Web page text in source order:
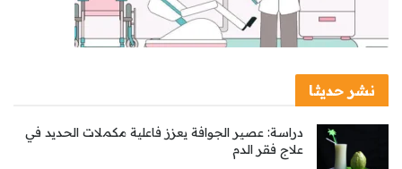
نشر حديثا
دراسة: عصير الجوافة يعزز فاعلية مكملات الحديد في
علاج فقر الدم